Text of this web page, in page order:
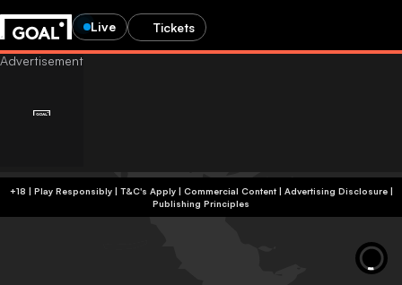
Live Tickets
+18 | Play Responsibly | T&C's Apply | Commercial Content| Advertising Disclosure|
Publishing Principles